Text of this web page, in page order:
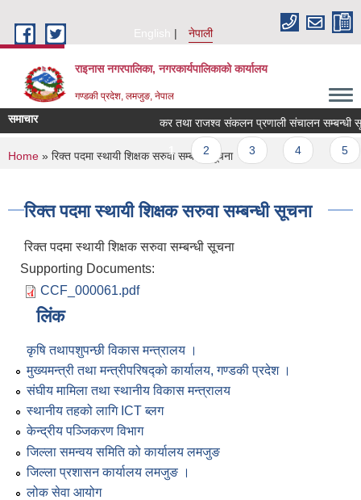
English
नेपाली
राइनास नगरपालिका, नगरकार्यपालिकाको कार्यालय
गण्डकी प्रदेश, लमजुङ, नेपाल
समाचार कर तथा राजश्व संकलन प्रणाली संचालन सम्बन्धी
Pages
1 4
You are here
Home » रिक्त पदमा स्थायी शिक्षक सरुवा सम्बन्धी सूचना
रिक्त पदमा स्थायी शिक्षक सरुवा सम्बन्धी सूचना
रिक्त पदमा स्थायी शिक्षक सरुवा सम्बन्धी सूचना
Supporting Documents:
CCF_000061.pdf
लिंक
कृषि तथापशुपन्छी विकास मन्त्रालय ।
मुख्यमन्त्री तथा मन्त्रीपरिषद्को कार्यालय, गण्डकी प्रदेश ।
संघीय मामिला तथा स्थानीय विकास मन्त्रालय
स्थानीय तहको लागि ICT ब्लग
केन्द्रीय पञ्जिकरण विभाग
जिल्ला समन्वय समिति को कार्यालय लमजुङ
जिल्ला प्रशासन कार्यालय लमजुङ ।
लोक सेवा आयोग